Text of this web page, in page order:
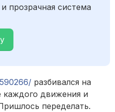
прозрачная система
разбивался на
каждого движения и
переделать.